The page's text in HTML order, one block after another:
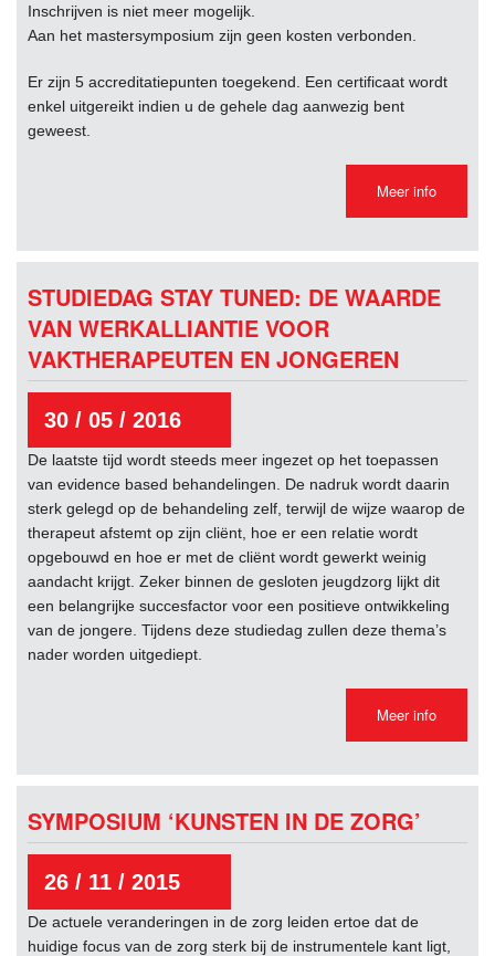
Inschrijven is niet meer mogelijk.
Aan het mastersymposium zijn geen kosten verbonden.
Er zijn 5 accreditatiepunten toegekend. Een certificaat wordt
enkel uitgereikt indien u de gehele dag aanwezig bent
geweest.
Meer info
STUDIEDAG STAY TUNED: DE WAARDE
VAN WERKALLIANTIE VOOR
VAKTHERAPEUTEN EN JONGEREN
30 / 05 / 2016
De laatste tijd wordt steeds meer ingezet op het toepassen
van evidence based behandelingen. De nadruk wordt daarin
sterk gelegd op de behandeling zelf, terwijl de wijze waarop de
therapeut afstemt op zijn cliënt, hoe er een relatie wordt
opgebouwd en hoe er met de cliënt wordt gewerkt weinig
aandacht krijgt. Zeker binnen de gesloten jeugdzorg lijkt dit
een belangrijke succesfactor voor een positieve ontwikkeling
van de jongere. Tijdens deze studiedag zullen deze thema’s
nader worden uitgediept.
Meer info
SYMPOSIUM ‘KUNSTEN IN DE ZORG’
26 / 11 / 2015
De actuele veranderingen in de zorg leiden ertoe dat de
huidige focus van de zorg sterk bij de instrumentele kant ligt,